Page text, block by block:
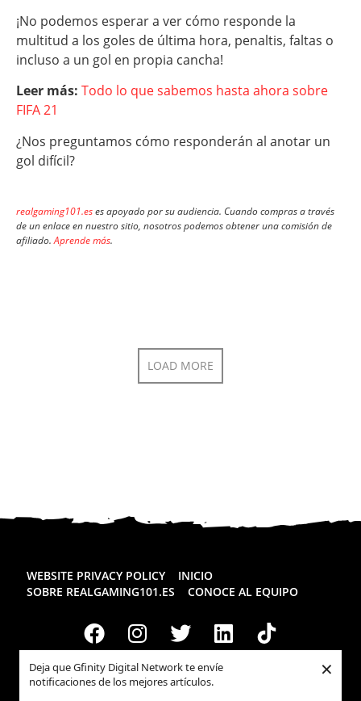
Deja que Gfinity Digital Network te envíe
notificaciones de los mejores artículos.
×
¡No podemos esperar a ver cómo responde la
multitud a los goles de última hora, penaltis, faltas o
incluso a un gol en propia cancha!
Leer más: Todo lo que sabemos hasta ahora sobre
FIFA 21
¿Nos preguntamos cómo responderán al anotar un
gol difícil?
realgaming101.eses apoyado por su audiencia. Cuando compras a través
de un enlace en nuestro sitio, nosotros podemos obtener una comisión de
afiliado.Aprende más.
LOAD MORE
WEBSITE PRIVACY POLICY
INICIO
SOBRE REALGAMING101.ES
CONOCE AL EQUIPO
Todos los derechos reservadosRealgaming.es